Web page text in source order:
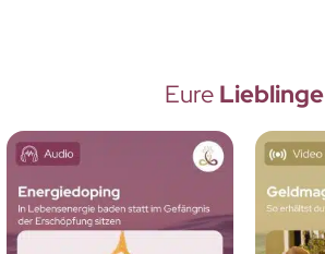
Eure Lieblinge